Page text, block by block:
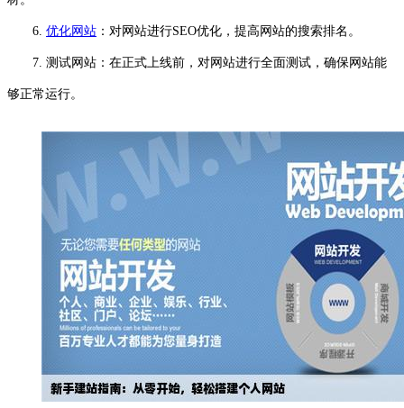
6. 优化网站 ：对网站进行SEO优化，提高网站的搜索排名。
7. 测试网站：在正式上线前，对网站进行全面测试，确保网站能
够正常运行。